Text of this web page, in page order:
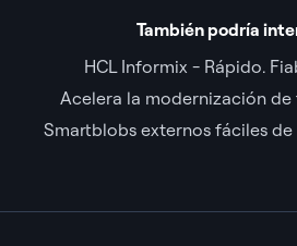
También podría
HCL Informix - Rápido.
Acelera la modernización de
Smartblobs externos fáciles de